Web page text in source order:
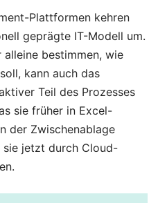
Plattformen kehren
geprägte IT-Modell um.
bestimmen, wie
kann auch das
Teil des Prozesses
sie früher in Excel-
der Zwischenablage
sie jetzt durch Cloud-